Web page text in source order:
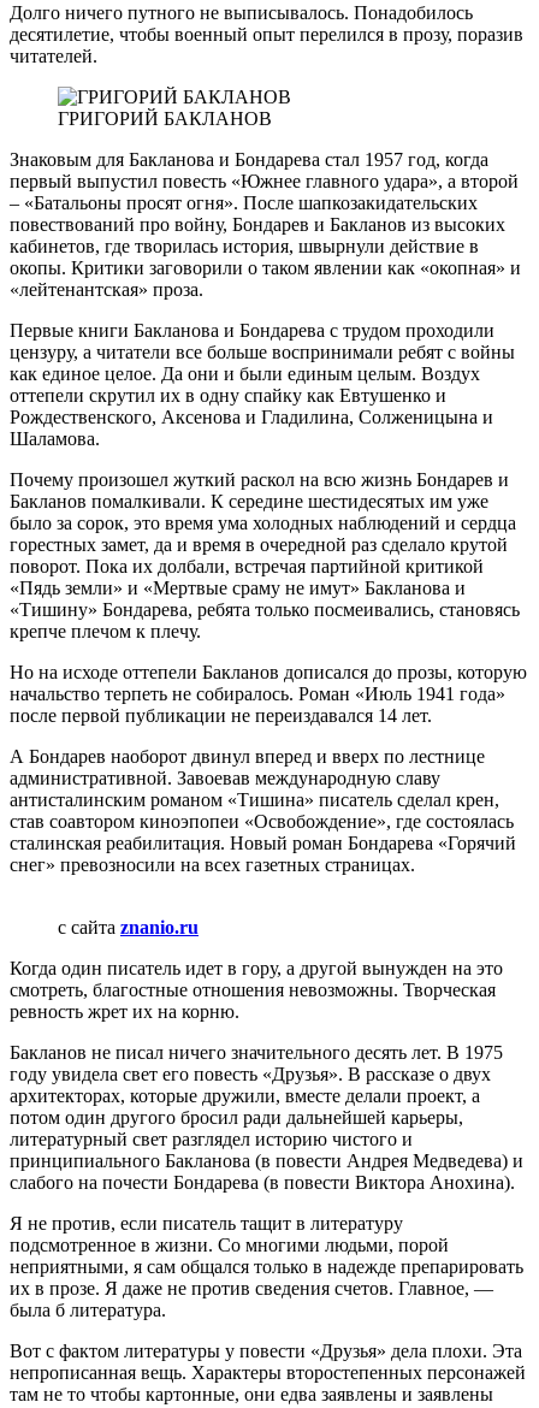
Долго ничего путного не выписывалось. Понадобилось
десятилетие, чтобы военный опыт перелился в прозу, поразив
читателей.
ГРИГОРИЙ БАКЛАНОВ
Знаковым для Бакланова и Бондарева стал 1957 год, когда
первый выпустил повесть «Южнее главного удара», а второй
– «Батальоны просят огня». После шапкозакидательских
повествований про войну, Бондарев и Бакланов из высоких
кабинетов, где творилась история, швырнули действие в
окопы. Критики заговорили о таком явлении как «окопная» и
«лейтенантская» проза.
Первые книги Бакланова и Бондарева с трудом проходили
цензуру, а читатели все больше воспринимали ребят с войны
как единое целое. Да они и были единым целым. Воздух
оттепели скрутил их в одну спайку как Евтушенко и
Рождественского, Аксенова и Гладилина, Солженицына и
Шаламова.
Почему произошел жуткий раскол на всю жизнь Бондарев и
Бакланов помалкивали. К середине шестидесятых им уже
было за сорок, это время ума холодных наблюдений и сердца
горестных замет, да и время в очередной раз сделало крутой
поворот. Пока их долбали, встречая партийной критикой
«Пядь земли» и «Мертвые сраму не имут» Бакланова и
«Тишину» Бондарева, ребята только посмеивались, становясь
крепче плечом к плечу.
Но на исходе оттепели Бакланов дописался до прозы, которую
начальство терпеть не собиралось. Роман «Июль 1941 года»
после первой публикации не переиздавался 14 лет.
А Бондарев наоборот двинул вперед и вверх по лестнице
административной. Завоевав международную славу
антисталинским романом «Тишина» писатель сделал крен,
став соавтором киноэпопеи «Освобождение», где состоялась
сталинская реабилитация. Новый роман Бондарева «Горячий
снег» превозносили на всех газетных страницах.
с сайта znanio.ru
Когда один писатель идет в гору, а другой вынужден на это
смотреть, благостные отношения невозможны. Творческая
ревность жрет их на корню.
Бакланов не писал ничего значительного десять лет. В 1975
году увидела свет его повесть «Друзья». В рассказе о двух
архитекторах, которые дружили, вместе делали проект, а
потом один другого бросил ради дальнейшей карьеры,
литературный свет разглядел историю чистого и
принципиального Бакланова (в повести Андрея Медведева) и
слабого на почести Бондарева (в повести Виктора Анохина).
Я не против, если писатель тащит в литературу
подсмотренное в жизни. Со многими людьми, порой
неприятными, я сам общался только в надежде препарировать
их в прозе. Я даже не против сведения счетов. Главное, —
была б литература.
Вот с фактом литературы у повести «Друзья» дела плохи. Эта
непрописанная вещь. Характеры второстепенных персонажей
там не то чтобы картонные, они едва заявлены и заявлены